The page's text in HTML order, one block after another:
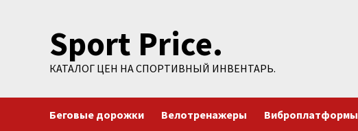
содержимомуSport Price.
КАТАЛОГ ЦЕН НА СПОРТИВНЫЙ ИНВЕНТАРЬ.
Беговые дорожки Велотренажеры Виброплатформы